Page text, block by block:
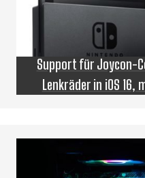
Support für Joycon-
Lenkräder in iOS 16,